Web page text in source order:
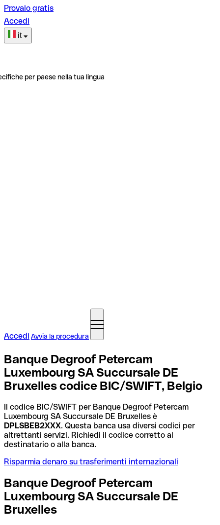
Provalo gratis
Accedi
it
per paese nella tua lingua
Accedi Avvia la procedura
Banque Degroof Petercam
Luxembourg SA Succursale DE
Bruxelles codice BIC/SWIFT, Belgio
Il codice BIC/SWIFT per Banque Degroof Petercam
Luxembourg SA Succursale DE Bruxelles è
DPLSBEB2XXX. Questa banca usa diversi codici per
altrettanti servizi. Richiedi il codice corretto al
destinatario o alla banca.
Risparmia denaro su trasferimenti internazionali
Banque Degroof Petercam
Luxembourg SA Succursale DE
Bruxelles